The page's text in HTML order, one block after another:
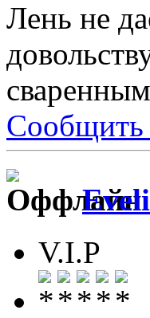
Лень не
Сообщить
V.I.P